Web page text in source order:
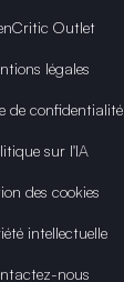
Outlet
légales
de confidentialité
sur l'IA
des cookies
intellectuelle
nous